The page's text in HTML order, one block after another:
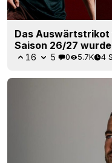
Das Auswärtstrikot
Saison 26/27
16 5 0 5.7K 4